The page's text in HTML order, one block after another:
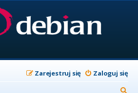
Zaloguj się
Zarejestruj się